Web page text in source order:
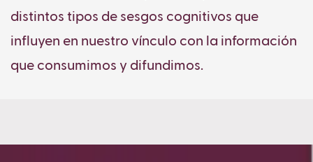
distintos tipos de sesgos cognitivos que
influyen en nuestro vínculo con la información
que consumimos y difundimos.